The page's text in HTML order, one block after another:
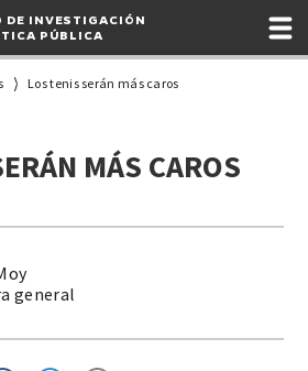
DE INVESTIGACIÓN
PÚBLICA
Los tenis serán más caros
MÁS CAROS
general